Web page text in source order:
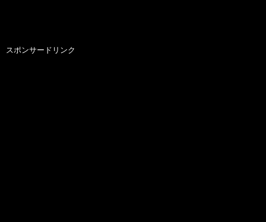
スポンサードリンク